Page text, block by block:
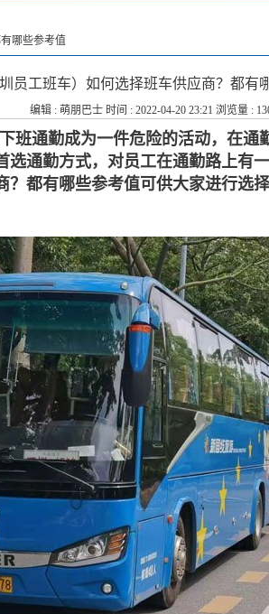
哪些参考值
圳员工班车）如何选择班车供应商？都有
编辑 : 萌朋巴士时间 : 2022-04-20 23:21 浏览量 :
班通勤成为一件危险的活动，在
通勤方式，对员工在通勤路上有
都有哪些参考值可供大家进行选择